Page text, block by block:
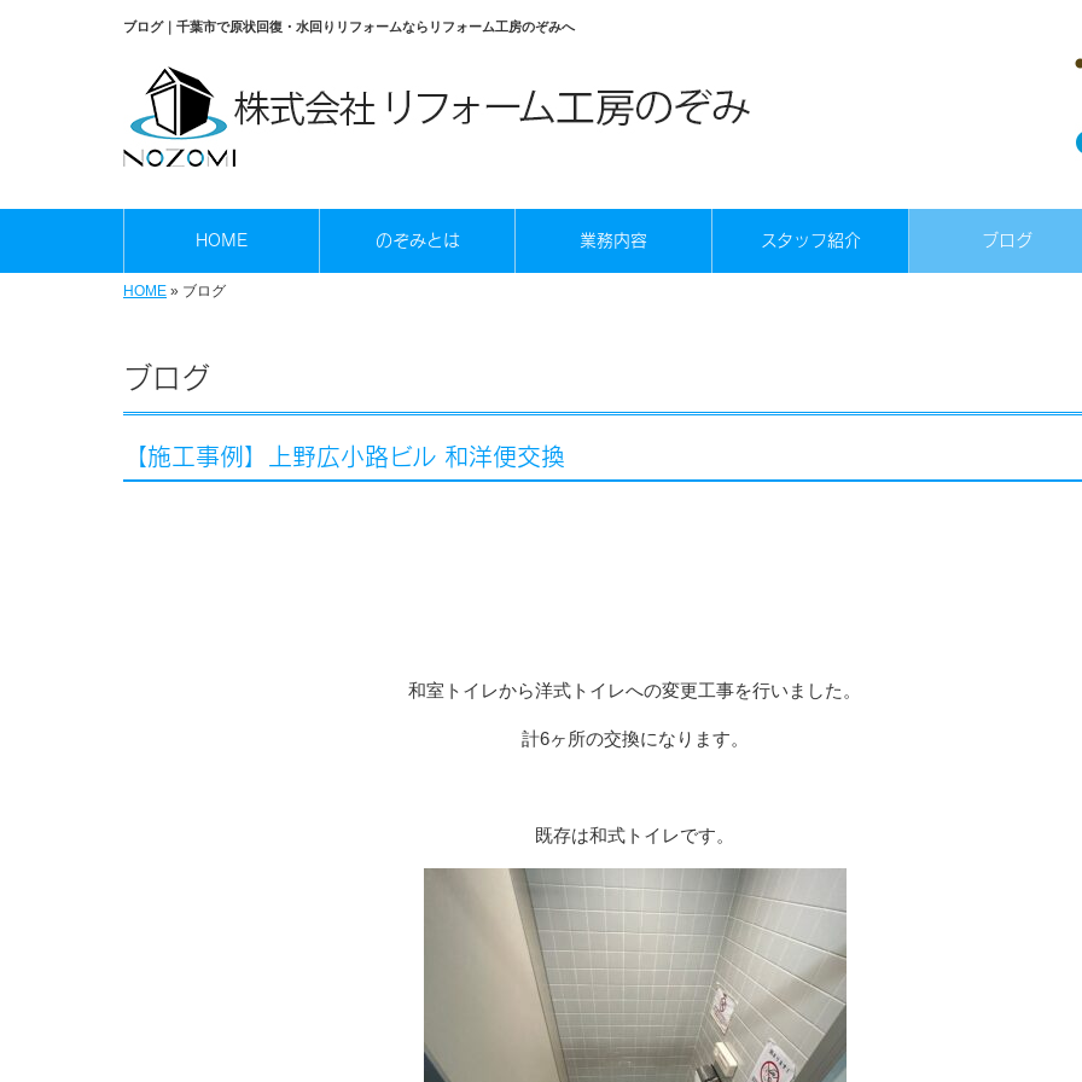
ブログ｜千葉市で原状回復・水回りリフォームならリフォーム工房のぞみへ
HOME のぞみとは 業務内容 スタッフ紹介 ブログ
HOME » ブログ
ブログ
【施工事例】上野広小路ビル 和洋便交換
和室トイレから洋式トイレへの変更工事を行いました。
計6ヶ所の交換になります。
既存は和式トイレです。